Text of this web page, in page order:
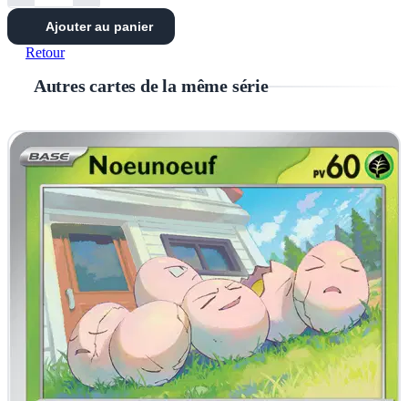
Ajouter au panier
Retour
Autres cartes de la même série